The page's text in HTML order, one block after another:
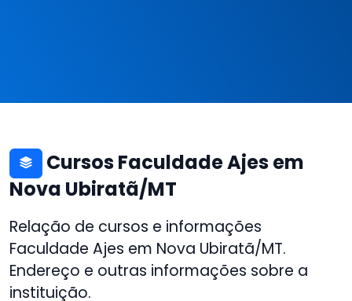
Cursos Faculdade Ajes em
Nova Ubiratã/MT
Relação de cursos e informações
Faculdade Ajes em Nova Ubiratã/MT.
Endereço e outras informações sobre a
instituição.